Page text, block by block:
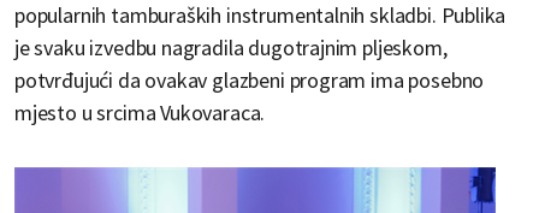
popularnih tamburaških instrumentalnih skladbi. Publika
je svaku izvedbu nagradila dugotrajnim pljeskom,
potvrđujući da ovakav glazbeni program ima posebno
mjesto u srcima Vukovaraca.